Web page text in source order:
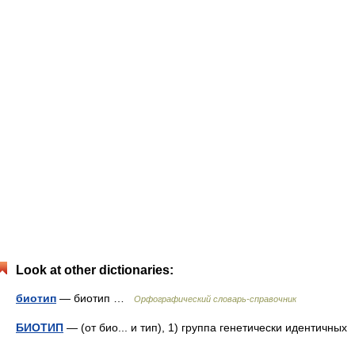
Look at other dictionaries:
биотип — биотип … Орфографический словарь-справочник
БИОТИП — (от био... и тип), 1) группа генетически идентичных